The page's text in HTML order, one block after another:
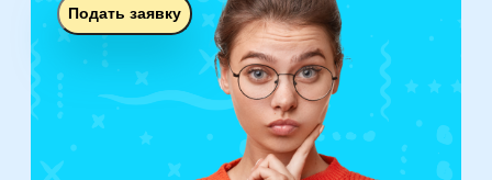
Подать заявку